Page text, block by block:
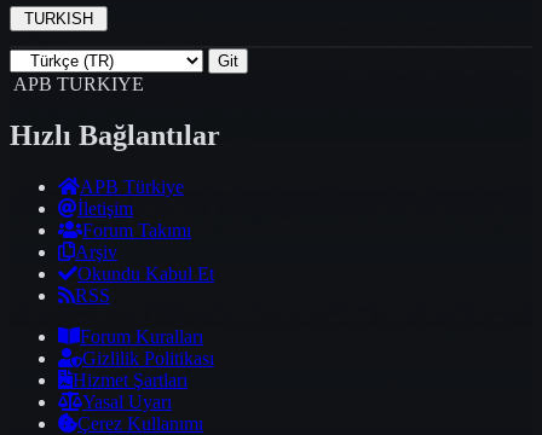
TURKISH
APB TURKIYE
Hızlı Bağlantılar
APB Türkiye
İletişim
Forum Takımı
Arşiv
Okundu Kabul Et
RSS
Forum Kuralları
Gizlilik Politikası
Hizmet Şartları
Yasal Uyarı
Çerez Kullanımı